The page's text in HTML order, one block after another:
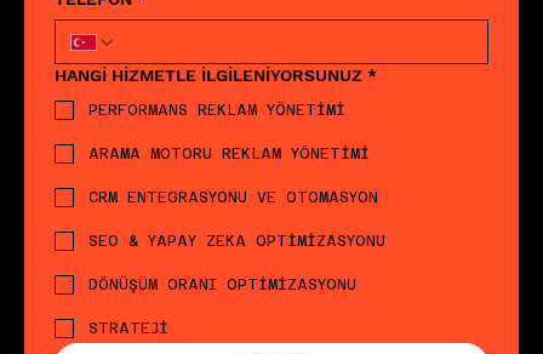
HANGİ HİZMETLE İLGİLENİYORSUNUZ *
PERFORMANS REKLAM YÖNETİMİ
ARAMA MOTORU REKLAM YÖNETİMİ
CRM ENTEGRASYONU VE OTOMASYON
SEO & YAPAY ZEKA OPTİMİZASYONU
DÖNÜŞÜM ORANI OPTİMİZASYONU
STRATEJİ